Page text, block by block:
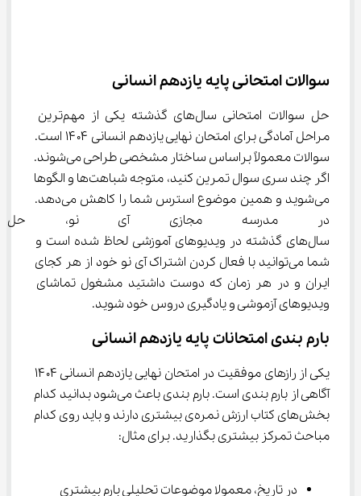
سوالات امتحانی پایه یازدهم انسانی
حل سوالات امتحانی سال‌های گذشته یکی از مهم‌ترین
مراحل آمادگی برای امتحان نهایی یازدهم انسانی ۱۴۰۴ است.
سوالات معمولاً براساس ساختار مشخصی طراحی می‌شوند.
اگر چند سری سوال تمرین کنید، متوجه شباهت‌ها و الگوها
می‌شوید و همین موضوع استرس شما را کاهش می‌دهد.
در مدرسه مجازی آی نو، حل
سال‌های گذشته در ویدیوهای آموزشی لحاظ شده است و
شما می‌توانید با فعال کردن اشتراک آی نو خود از هر کجای
ایران و در هر زمان که دوست داشتید مشغول تماشای
ویدیوهای آزموشی و یادگیری دروس خود شوید.
بارم بندی امتحانات پایه یازدهم انسانی
آگاهی از بارم بندی است. بارم بندی باعث می‌شود بدانید کدام
بخش‌های کتاب ارزش نمره‌ی بیشتری دارند و باید روی کدام
مباحث تمرکز بیشتری بگذارید. برای مثال:
در تاریخ، معمولا موضوعات تحلیلی بارم بیشتری